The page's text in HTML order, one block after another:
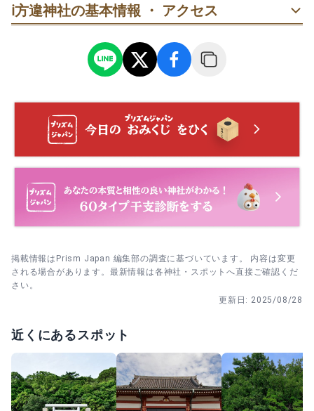
す。
ℹ️方違神社の基本情報 ・ アクセス
掲載情報はPrism Japan 編集部の調査に基づいています。 内容は変更
される場合があります。最新情報は各神社・スポットへ直接ご確認くだ
さい。
更新日: 2025/08/28
近くにあるスポット